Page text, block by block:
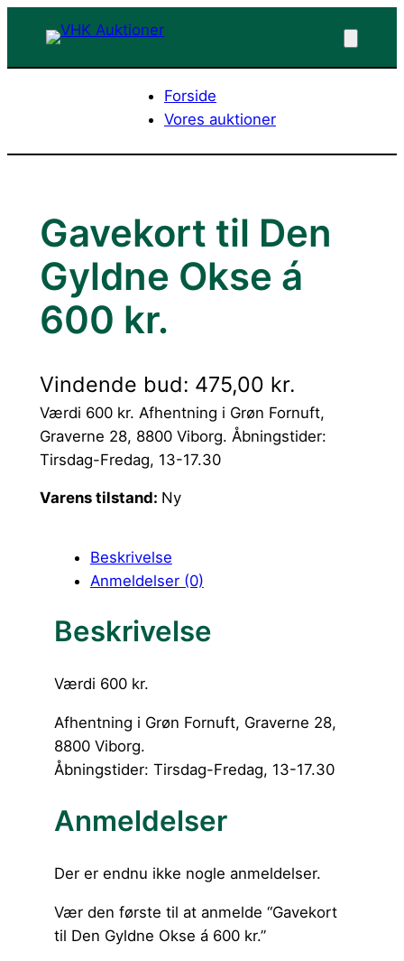
indhold
Forside
Vores auktioner
Gavekort til Den
Gyldne Okse á
600 kr.
Vindende bud: 475,00 kr.
Værdi 600 kr. Afhentning i Grøn Fornuft,
Graverne 28, 8800 Viborg. Åbningstider:
Tirsdag-Fredag, 13-17.30
Varens tilstand: Ny
Beskrivelse
Anmeldelser (0)
Beskrivelse
Værdi 600 kr.
Afhentning i Grøn Fornuft, Graverne 28,
8800 Viborg.
Åbningstider: Tirsdag-Fredag, 13-17.30
Anmeldelser
Der er endnu ikke nogle anmeldelser.
Vær den første til at anmelde “Gavekort
til Den Gyldne Okse á 600 kr.”